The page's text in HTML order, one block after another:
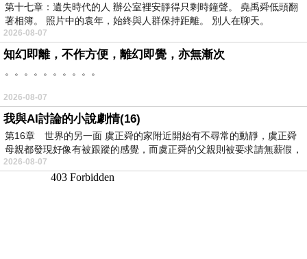
第十七章：遺失時代的人 辦公室裡安靜得只剩時鐘聲。 堯禹舜低頭翻
著相簿。 照片中的袁年，始終與人群保持距離。 別人在聊天。
2026-08-07
知幻即離，不作方便，離幻即覺，亦無漸次
。。。。。。。。。。
2026-08-07
我與AI討論的小說劇情(16)
第16章 世界的另一面 虞正舜的家附近開始有不尋常的動靜，虞正舜
母親都發現好像有被跟蹤的感覺，而虞正舜的父親則被要求請無薪假，
2026-08-07